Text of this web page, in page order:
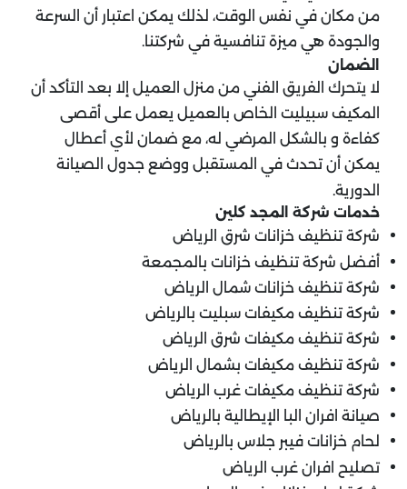
من مكان في نفس الوقت، لذلك يمكن اعتبار أن السرعة
والجودة هي ميزة تنافسية في شركتنا.
الضمان
لا يتحرك الفريق الفني من منزل العميل إلا بعد التأكد أن
المكيف سبيليت الخاص بالعميل يعمل على أقصى
كفاءة و بالشكل المرضي له، مع ضمان لأي أعطال
يمكن أن تحدث في المستقبل ووضع جدول الصيانة
الدورية.
خدمات شركة المجد كلين
شركة تنظيف خزانات شرق الرياض
أفضل شركة تنظيف خزانات بالمجمعة
شركة تنظيف خزانات شمال الرياض
شركة تنظيف مكيفات سبليت بالرياض
شركة تنظيف مكيفات شرق الرياض
شركة تنظيف مكيفات بشمال الرياض
شركة تنظيف مكيفات غرب الرياض
صيانة افران البا الإيطالية بالرياض
لحام خزانات فيبر جلاس بالرياض
تصليح افران غرب الرياض